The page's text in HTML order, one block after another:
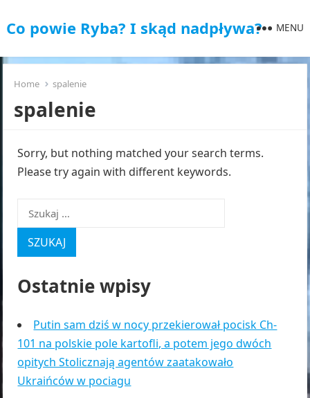
Co powie Ryba? I skąd nadpływa? MENU
Home spalenie
spalenie
Sorry, but nothing matched your search terms.
Please try again with different keywords.
Szukaj:
Ostatnie wpisy
Putin sam dziś w nocy przekierował pocisk Ch-
101 na polskie pole kartofli, a potem jego dwóch
opitych Stolicznają agentów zaatakowało
Ukraińców w pociagu